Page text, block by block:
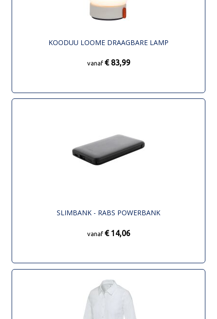
KOODUU LOOME DRAAGBARE LAMP
vanaf € 83,99
SLIMBANK - RABS POWERBANK
vanaf € 14,06